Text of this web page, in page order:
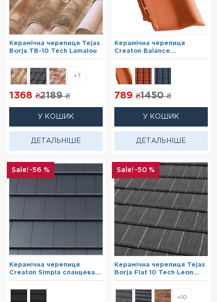
+7
Керамічна черепиця Tejas
Borja TB-10 Tech Lamalou
1368 ₴2189₴
У КОШИК
ДЕТАЛЬНІШЕ
Керамічна черепиця
Creaton Balance
Натуральна
789 ₴1450₴
У КОШИК
ДЕТАЛЬНІШЕ
-56 %
Керамічна черепиця
Creaton Simpla сланцева
глазур
-50 %
+10
Керамічна черепиця Tejas
Borja Flat 10 Tech Leon
Matte